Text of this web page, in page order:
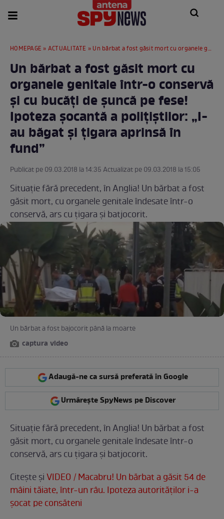
HOMEPAGE » ACTUALITATE » Un bărbat a fost găsit mort cu organele genitale într-o conservă şi cu bucăţi de şuncă pe fese! Ipoteza şocantă a poliţiştilor: „I-au băgat şi ţigara aprinsă în fund”
Un bărbat a fost găsit mort cu
organele genitale într-o conservă
şi cu bucăţi de şuncă pe fese!
Ipoteza şocantă a poliţiştilor: „I-
au băgat şi ţigara aprinsă în
fund”
Publicat pe 09.03.2018 la 14:35 Actualizat pe 09.03.2018 la 15:05
Situaţie fără precedent, în Anglia! Un bărbat a fost
găsit mort, cu organele genitale îndesate într-o
conservă, ars cu ţigara şi batjocorit.
Un bărbat a fost bajocorit până la moarte
captura video
Adaugă-ne ca sursă preferată în Google
Urmărește SpyNews pe Discover
Situaţie fără precedent, în Anglia! Un bărbat a fost
găsit mort, cu organele genitale îndesate într-o
conservă, ars cu ţigara şi batjocorit.
Citeşte şiVIDEO / Macabru! Un bărbat a găsit 54 de
mâini tăiate, într-un râu. Ipoteza autorităţilor i-a
şocat pe consăteni